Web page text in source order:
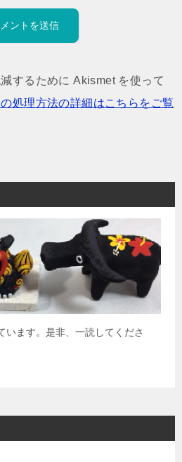
するために Akismet を使って
処理方法の詳細はこちらをご覧
います。是非、一読してくださ